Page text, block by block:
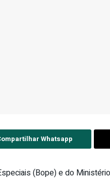
Whatsapp
(Bope) e do